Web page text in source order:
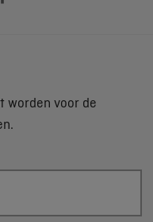
worden voor de